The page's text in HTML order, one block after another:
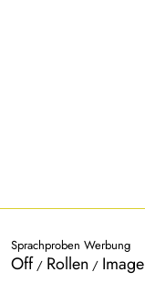
Sprachproben Werbung
Off / Rollen / Image